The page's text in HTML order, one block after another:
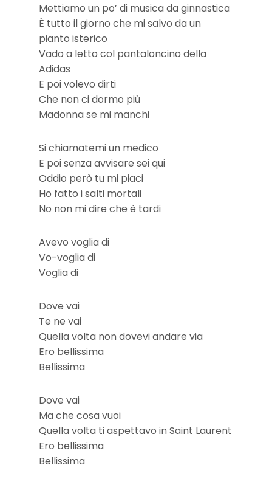
Mettiamo un po’ di musica da ginnastica
È tutto il giorno che mi salvo da un
pianto isterico
Vado a letto col pantaloncino della
Adidas
E poi volevo dirti
Che non ci dormo più
Madonna se mi manchi
Si chiamatemi un medico
E poi senza avvisare sei qui
Oddio però tu mi piaci
Ho fatto i salti mortali
No non mi dire che è tardi
Avevo voglia di
Vo-voglia di
Voglia di
Dove vai
Te ne vai
Quella volta non dovevi andare via
Ero bellissima
Bellissima
Dove vai
Ma che cosa vuoi
Quella volta ti aspettavo in Saint Laurent
Ero bellissima
Bellissima